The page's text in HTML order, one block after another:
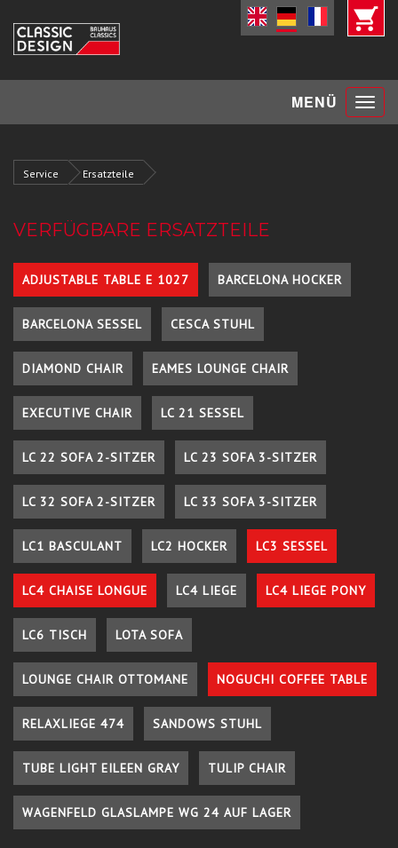
MENÜ Toggle
Service Ersatzteile
VERFÜGBARE ERSATZTEILE
ADJUSTABLE TABLE E 1027 BARCELONA HOCKER
BARCELONA SESSEL CESCA STUHL
DIAMOND CHAIR EAMES LOUNGE CHAIR
EXECUTIVE CHAIR LC 21 SESSEL
LC 22 SOFA 2-SITZER LC 23 SOFA 3-SITZER
LC 32 SOFA 2-SITZER LC 33 SOFA 3-SITZER
LC1 BASCULANT LC2 HOCKER LC3 SESSEL
LC4 CHAISE LONGUE LC4 LIEGE LC4 LIEGE PONY
LC6 TISCH LOTA SOFA
LOUNGE CHAIR OTTOMANE NOGUCHI COFFEE TABLE
RELAXLIEGE 474 SANDOWS STUHL
TUBE LIGHT EILEEN GRAY TULIP CHAIR
WAGENFELD GLASLAMPE WG 24 AUF LAGER